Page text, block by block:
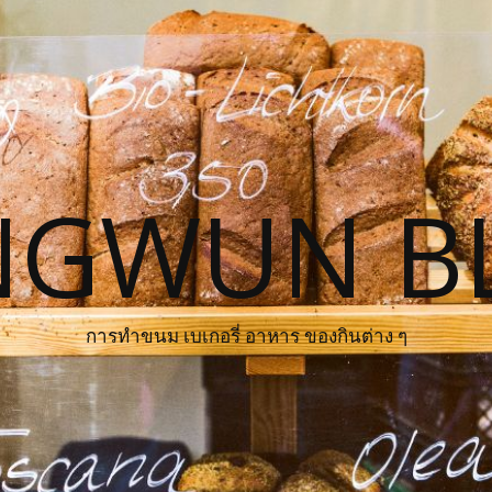
การทำขนม เบเกอรี่ อาหาร ของกินต่าง ๆ